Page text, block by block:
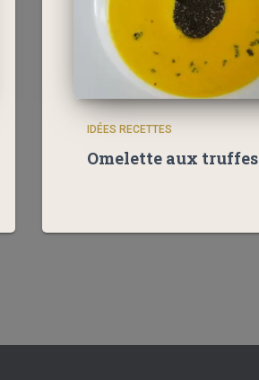
IDÉES RECETTES
Omelette aux truffes